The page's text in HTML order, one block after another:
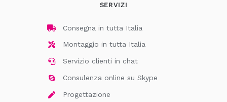
SERVIZI
Consegna in tutta Italia
Montaggio in tutta Italia
Servizio clienti in chat
Consulenza online su Skype
Progettazione